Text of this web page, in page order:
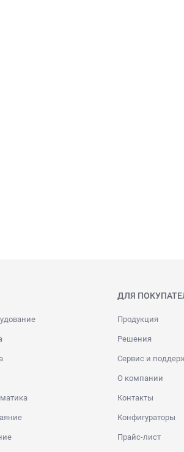
ДЛЯ
Продукция
Решения
Сервис и
О компании
Контакты
Конфигураторы
Прайс-лист